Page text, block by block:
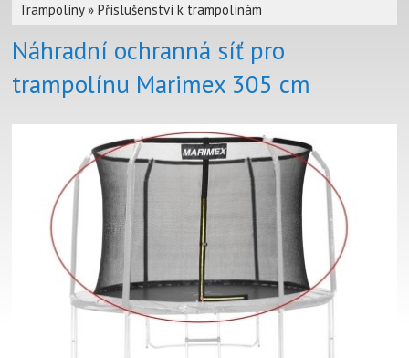
Trampolíny»Příslušenství k trampolínám
Náhradní ochranná síť pro
trampolínu Marimex 305 cm